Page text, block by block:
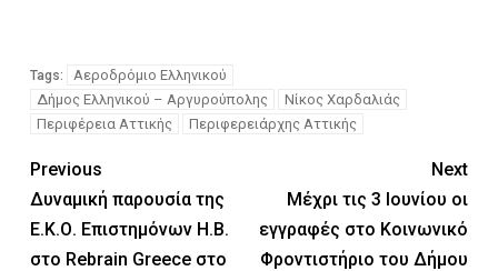
Tags:
Αεροδρόμιο Ελληνικού
Δήμος Ελληνικού – Αργυρούπολης
Νίκος Χαρδαλιάς
Περιφέρεια Αττικής
Περιφερειάρχης Αττικής
Previous
Δυναμική παρουσία της
Ε.Κ.Ο. Επιστημόνων Η.Β.
στο Rebrain Greece στο
Next
Μέχρι τις 3 Ιουνίου οι
εγγραφές στο Κοινωνικό
Φροντιστήριο του Δήμου